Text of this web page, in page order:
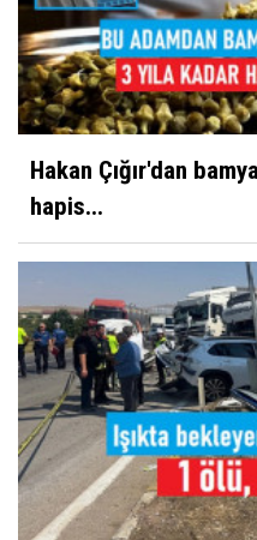
Hakan Çığır'dan
hapis...